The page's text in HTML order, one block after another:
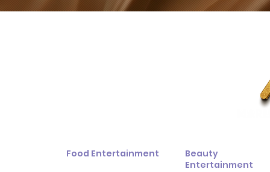
Food Entertainment
Beauty
Entertainment